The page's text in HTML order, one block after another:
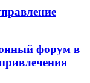
форум в